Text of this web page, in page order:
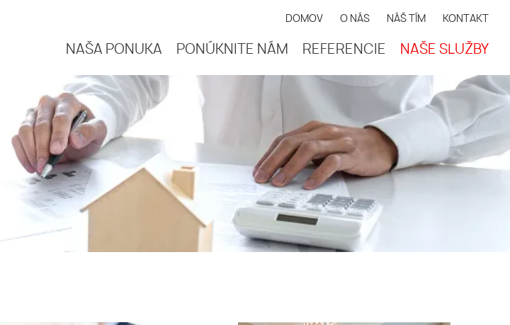
DOMOV O NÁS NÁŠ TÍM KONTAKT
NAŠA PONUKA PONÚKNITE NÁM REFERENCIE NAŠE SLUŽBY